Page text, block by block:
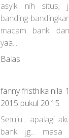
asyik nih situs,
banding-
macam bank
yaa...
Balas
fanny fristhika nila
2015 pukul 20.15
Setuju... apalagi
bank jg... masa